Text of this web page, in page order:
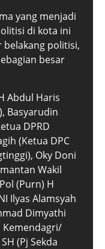
yang menjadi
di kota ini
belakang politisi,
besar
Abdul Haris
Basyarudin
DPRD
(Ketua DPC
Oky Doni
Wakil
(Purn) H
Ilyas Alamsyah
Dimyathi
Kemendagri/
(Pj Sekda